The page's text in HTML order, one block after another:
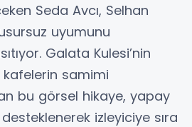
Seda Avcı, Selhan
uyumunu
Galata Kulesi’nin
samimi
bu görsel hikaye, yapay
izleyiciye sıra